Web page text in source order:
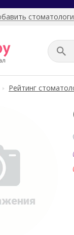
Рейтинг